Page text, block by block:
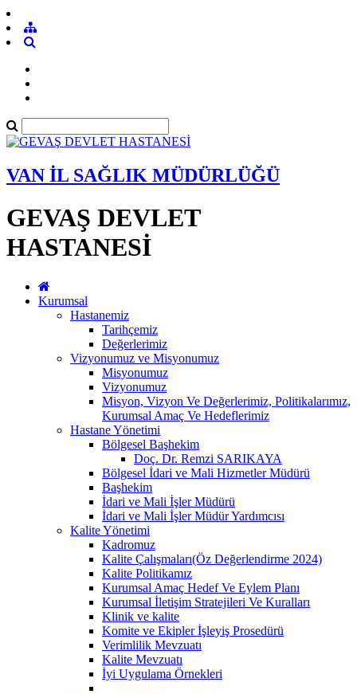
VAN İL SAĞLIK MÜDÜRLÜĞÜ
GEVAŞ DEVLET
HASTANESİ
Kurumsal
Hastanemiz
Tarihçemiz
Değerlerimiz
Vizyonumuz ve Misyonumuz
Misyonumuz
Vizyonumuz
Misyon, Vizyon Ve Değerlerimiz, Politikalarımız,
Kurumsal Amaç Ve Hedeflerimiz
Hastane Yönetimi
Bölgesel Başhekim
Doç. Dr. Remzi SARIKAYA
Bölgesel İdari ve Mali Hizmetler Müdürü
Başhekim
İdari ve Mali İşler Müdürü
İdari ve Mali İşler Müdür Yardımcısı
Kalite Yönetimi
Kadromuz
Kalite Çalışmaları(Öz Değerlendirme 2024)
Kalite Politikamız
Kurumsal Amaç Hedef Ve Eylem Planı
Kurumsal İletişim Stratejileri Ve Kuralları
Klinik ve kalite
Komite ve Ekipler İşleyiş Prosedürü
Verimlilik Mevzuatı
Kalite Mevzuatı
İyi Uygulama Örnekleri